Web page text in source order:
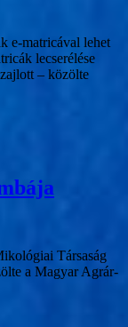
e-matricával lehet
lecserélése
– közölte
Társaság
a Magyar Agrár-